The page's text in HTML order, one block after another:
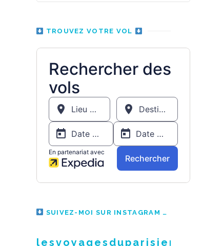
TROUVEZ VOTRE VOL
SUIVEZ-MOI SUR INSTAGRAM